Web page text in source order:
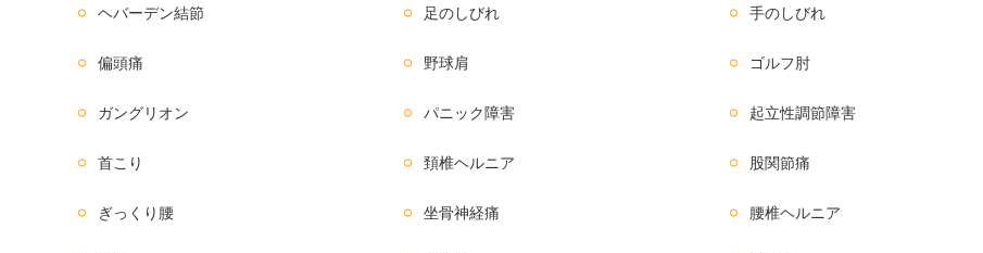
ヘバーデン結節 足のしびれ 手のしびれ
偏頭痛 野球肩 ゴルフ肘
ガングリオン パニック障害 起立性調節障害
首こり 頚椎ヘルニア 股関節痛
ぎっくり腰 坐骨神経痛 腰椎ヘルニア